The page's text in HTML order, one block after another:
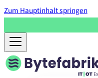
Zum Hauptinhalt springen